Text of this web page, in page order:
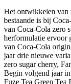
Het ontwikkelen van
bestaande is bij
van Coca-Cola zero
herformulatie ervoor
van Coca-Cola
jaar drie nieuwe
zero sugar cherry,
Begin volgend jaar
Fuze Tea Green Tea